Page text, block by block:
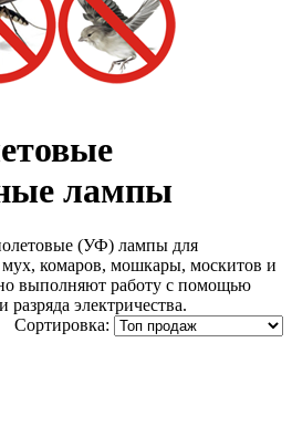
лампы
(УФ) лампы для
комаров, мошкары, москитов и
выполняют работу с помощью
разряда электричества.
Сортировка: